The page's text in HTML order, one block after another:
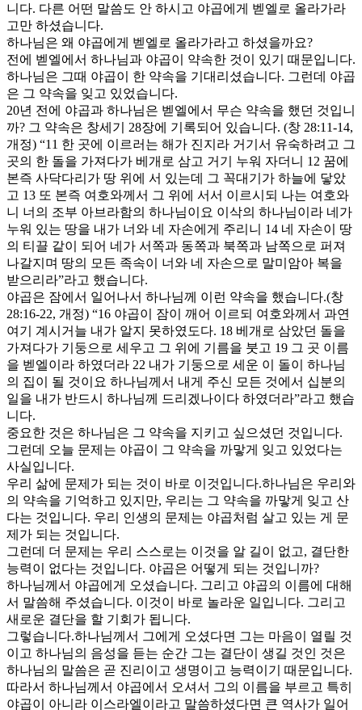
니다. 다른 어떤 말씀도 안 하시고 야곱에게 벧엘로 올라가라
고만 하셨습니다.
하나님은 왜 야곱에게 벧엘로 올라가라고 하셨을까요?
전에 벧엘에서 하나님과 야곱이 약속한 것이 있기 때문입니다.
하나님은 그때 야곱이 한 약속을 기대리셨습니다. 그런데 야곱
은 그 약속을 잊고 있었습니다.
20년 전에 야곱과 하나님은 벧엘에서 무슨 약속을 했던 것입니
까? 그 약속은 창세기 28장에 기록되어 있습니다. (창 28:11-14,
개정) “11 한 곳에 이르러는 해가 진지라 거기서 유숙하려고 그
곳의 한 돌을 가져다가 베개로 삼고 거기 누워 자더니 12 꿈에
본즉 사닥다리가 땅 위에 서 있는데 그 꼭대기가 하늘에 닿았
고 13 또 본즉 여호와께서 그 위에 서서 이르시되 나는 여호와
니 너의 조부 아브라함의 하나님이요 이삭의 하나님이라 네가
누워 있는 땅을 내가 너와 네 자손에게 주리니 14 네 자손이 땅
의 티끌 같이 되어 네가 서쪽과 동쪽과 북쪽과 남쪽으로 퍼져
나갈지며 땅의 모든 족속이 너와 네 자손으로 말미암아 복을
받으리라”라고 했습니다.
야곱은 잠에서 일어나서 하나님께 이런 약속을 했습니다.(창
28:16-22, 개정) “16 야곱이 잠이 깨어 이르되 여호와께서 과연
여기 계시거늘 내가 알지 못하였도다. 18 베개로 삼았던 돌을
가져다가 기둥으로 세우고 그 위에 기름을 붓고 19 그 곳 이름
을 벧엘이라 하였더라 22 내가 기둥으로 세운 이 돌이 하나님
의 집이 될 것이요 하나님께서 내게 주신 모든 것에서 십분의
일을 내가 반드시 하나님께 드리겠나이다 하였더라”라고 했습
니다.
중요한 것은 하나님은 그 약속을 지키고 싶으셨던 것입니다.
그런데 오늘 문제는 야곱이 그 약속을 까맣게 잊고 있었다는
사실입니다.
우리 삶에 문제가 되는 것이 바로 이것입니다.하나님은 우리와
의 약속을 기억하고 있지만, 우리는 그 약속을 까맣게 잊고 산
다는 것입니다. 우리 인생의 문제는 야곱처럼 살고 있는 게 문
제가 되는 것입니다.
그런데 더 문제는 우리 스스로는 이것을 알 길이 없고, 결단한
능력이 없다는 것입니다. 야곱은 어떻게 되는 것입니까?
하나님께서 야곱에게 오셨습니다. 그리고 야곱의 이름에 대해
서 말씀해 주셨습니다. 이것이 바로 놀라운 일입니다. 그리고
새로운 결단을 할 기회가 됩니다.
그렇습니다.하나님께서 그에게 오셨다면 그는 마음이 열릴 것
이고 하나님의 음성을 듣는 순간 그는 결단이 생길 것인 것은
하나님의 말씀은 곧 진리이고 생명이고 능력이기 때문입니다.
따라서 하나님께서 야곱에서 오셔서 그의 이름을 부르고 특히
야곱이 아니라 이스라엘이라고 말씀하셨다면 큰 역사가 일어